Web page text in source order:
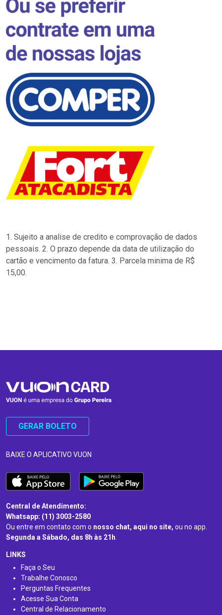
1. Sujeito a analise de credito e comprovação de dados
pessoais. 2. O prazo depende da data de utilização do
cartão e vencimento da fatura. 3. Parcela minima de R$
15,00.
GERAR BOLETO
BAIXE O APLICATIVO VUON
Central de Atendimento:
Whatsapp: (11) 3003-2580
Ou entre em contato com o nosso chat, aqui no site, ou no app.
Segunda a Sábado, das 8h às 21h.
LINKS
Faça o Seu
Trabalhe Conosco
Perguntas Frequentes
Acesse Sua Conta
Central de Relacionamento